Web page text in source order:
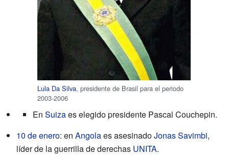
Lula Da Silva, presidente de Brasil para el periodo
2003-2006
En Suizaes elegido presidente Pascal Couchepin.
10 de enero: en Angolaes asesinadoJonas Savimbi,
líder de la guerrilla de derechas UNITA.